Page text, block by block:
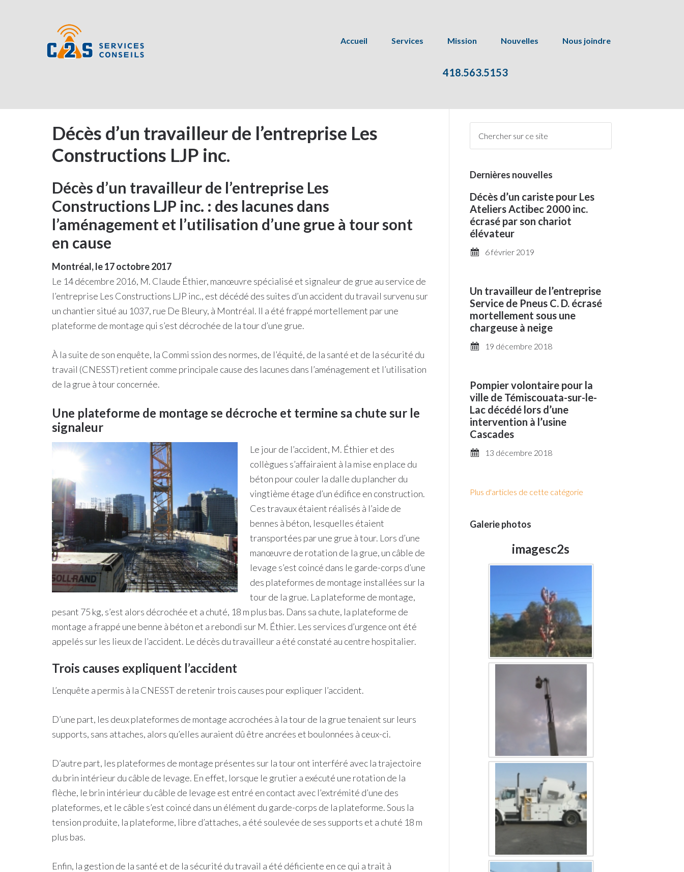
Accueil Services Mission Nouvelles Nous joindre
418.563.5153
Décès d’un travailleur de l’entreprise Les
Constructions LJP inc.
Décès d’un travailleur de l’entreprise Les
Constructions LJP inc. : des lacunes dans
l’aménagement et l’utilisation d’une grue à tour sont
en cause
Montréal, le 17 octobre 2017
Le 14 décembre 2016, M. Claude Éthier, manœuvre spécialisé et signaleur de grue au service de
l’entreprise Les Constructions LJP inc., est décédé des suites d’un accident du travail survenu sur
un chantier situé au 1037, rue De Bleury, à Montréal. Il a été frappé mortellement par une
plateforme de montage qui s’est décrochée de la tour d’une grue.
À la suite de son enquête, la Commi ssion des normes, de l’équité, de la santé et de la sécurité du
travail (CNESST) retient comme principale cause des lacunes dans l’aménagement et l’utilisation
de la grue à tour concernée.
Une plateforme de montage se décroche et termine sa chute sur le
signaleur
Le jour de l’accident, M. Éthier et des
collègues s’affairaient à la mise en place du
béton pour couler la dalle du plancher du
vingtième étage d’un édifice en construction.
Ces travaux étaient réalisés à l’aide de
bennes à béton, lesquelles étaient
transportées par une grue à tour. Lors d’une
manœuvre de rotation de la grue, un câble de
levage s’est coincé dans le garde-corps d’une
des plateformes de montage installées sur la
tour de la grue. La plateforme de montage,
pesant 75 kg, s’est alors décrochée et a chuté, 18 m plus bas. Dans sa chute, la plateforme de
montage a frappé une benne à béton et a rebondi sur M. Éthier. Les services d’urgence ont été
appelés sur les lieux de l’accident. Le décès du travailleur a été constaté au centre hospitalier.
Trois causes expliquent l’accident
L’enquête a permis à la CNESST de retenir trois causes pour expliquer l’accident.
D’une part, les deux plateformes de montage accrochées à la tour de la grue tenaient sur leurs
supports, sans attaches, alors qu’elles auraient dû être ancrées et boulonnées à ceux-ci.
D’autre part, les plateformes de montage présentes sur la tour ont interféré avec la trajectoire
du brin intérieur du câble de levage. En effet, lorsque le grutier a exécuté une rotation de la
flèche, le brin intérieur du câble de levage est entré en contact avec l’extrémité d’une des
plateformes, et le câble s’est coincé dans un élément du garde-corps de la plateforme. Sous la
tension produite, la plateforme, libre d’attaches, a été soulevée de ses supports et a chuté 18 m
plus bas.
Enfin, la gestion de la santé et de la sécurité du travail a été déficiente en ce qui a trait à
Dernières nouvelles
Décès d’un cariste pour Les
Ateliers Actibec 2000 inc.
écrasé par son chariot
élévateur
6 février 2019
Un travailleur de l’entreprise
Service de Pneus C. D. écrasé
mortellement sous une
chargeuse à neige
19 décembre 2018
Pompier volontaire pour la
ville de Témiscouata-sur-le-
Lac décédé lors d’une
intervention à l’usine
Cascades
13 décembre 2018
Plus d'articles de cette catégorie
Galerie photos
imagesc2s